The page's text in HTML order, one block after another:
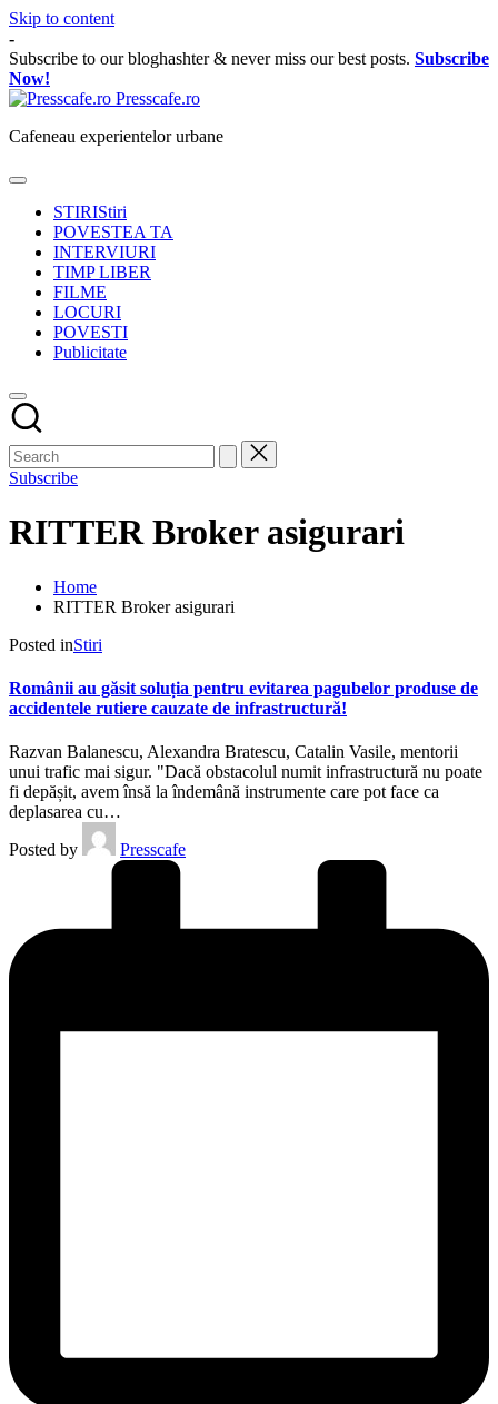
Skip to content
-
Subscribe to our bloghashter & never miss our best posts. Subscribe
Now!
Presscafe.ro
Cafeneau experientelor urbane
STIRIStiri
POVESTEA TA
INTERVIURI
TIMP LIBER
FILME
LOCURI
POVESTI
Publicitate
Subscribe
RITTER Broker asigurari
Home
RITTER Broker asigurari
Posted inStiri
Românii au găsit soluția pentru evitarea pagubelor produse de
accidentele rutiere cauzate de infrastructură!
Razvan Balanescu, Alexandra Bratescu, Catalin Vasile, mentorii
unui trafic mai sigur. "Dacă obstacolul numit infrastructură nu poate
fi depășit, avem însă la îndemână instrumente care pot face ca
deplasarea cu…
Posted by
Presscafe